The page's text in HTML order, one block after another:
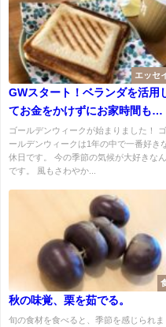
エッセ
GWスタート！ベランダを活用
てお金をかけずにお家時間も楽
しみたい。
ゴールデンウィークが始まりました！ ゴ
ールデンウィークは1年の中で一番好き
休日です。 今の季節の気候が大好きなん
です。 風もさわやか...
秋の味覚、栗を茹でる。
旬の食材を食べると、季節を感じられま